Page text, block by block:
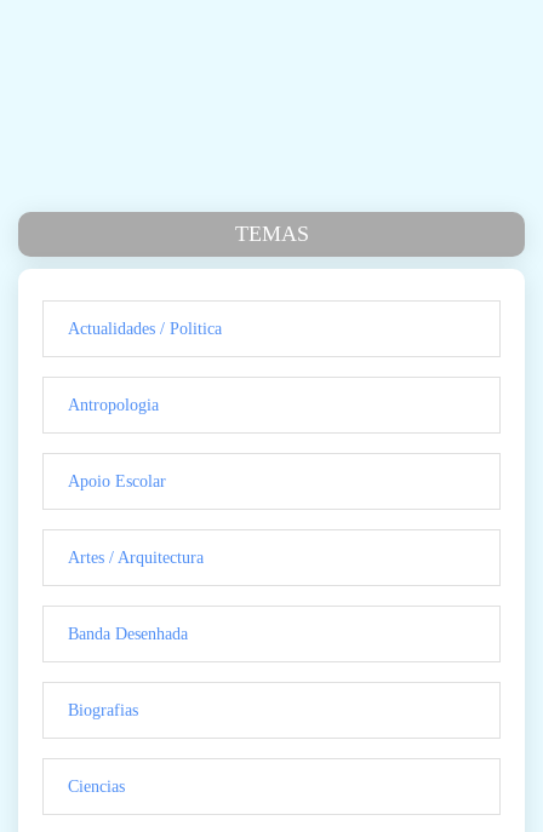
TEMAS
Actualidades / Politica
Antropologia
Apoio Escolar
Artes / Arquitectura
Banda Desenhada
Biografias
Ciencias